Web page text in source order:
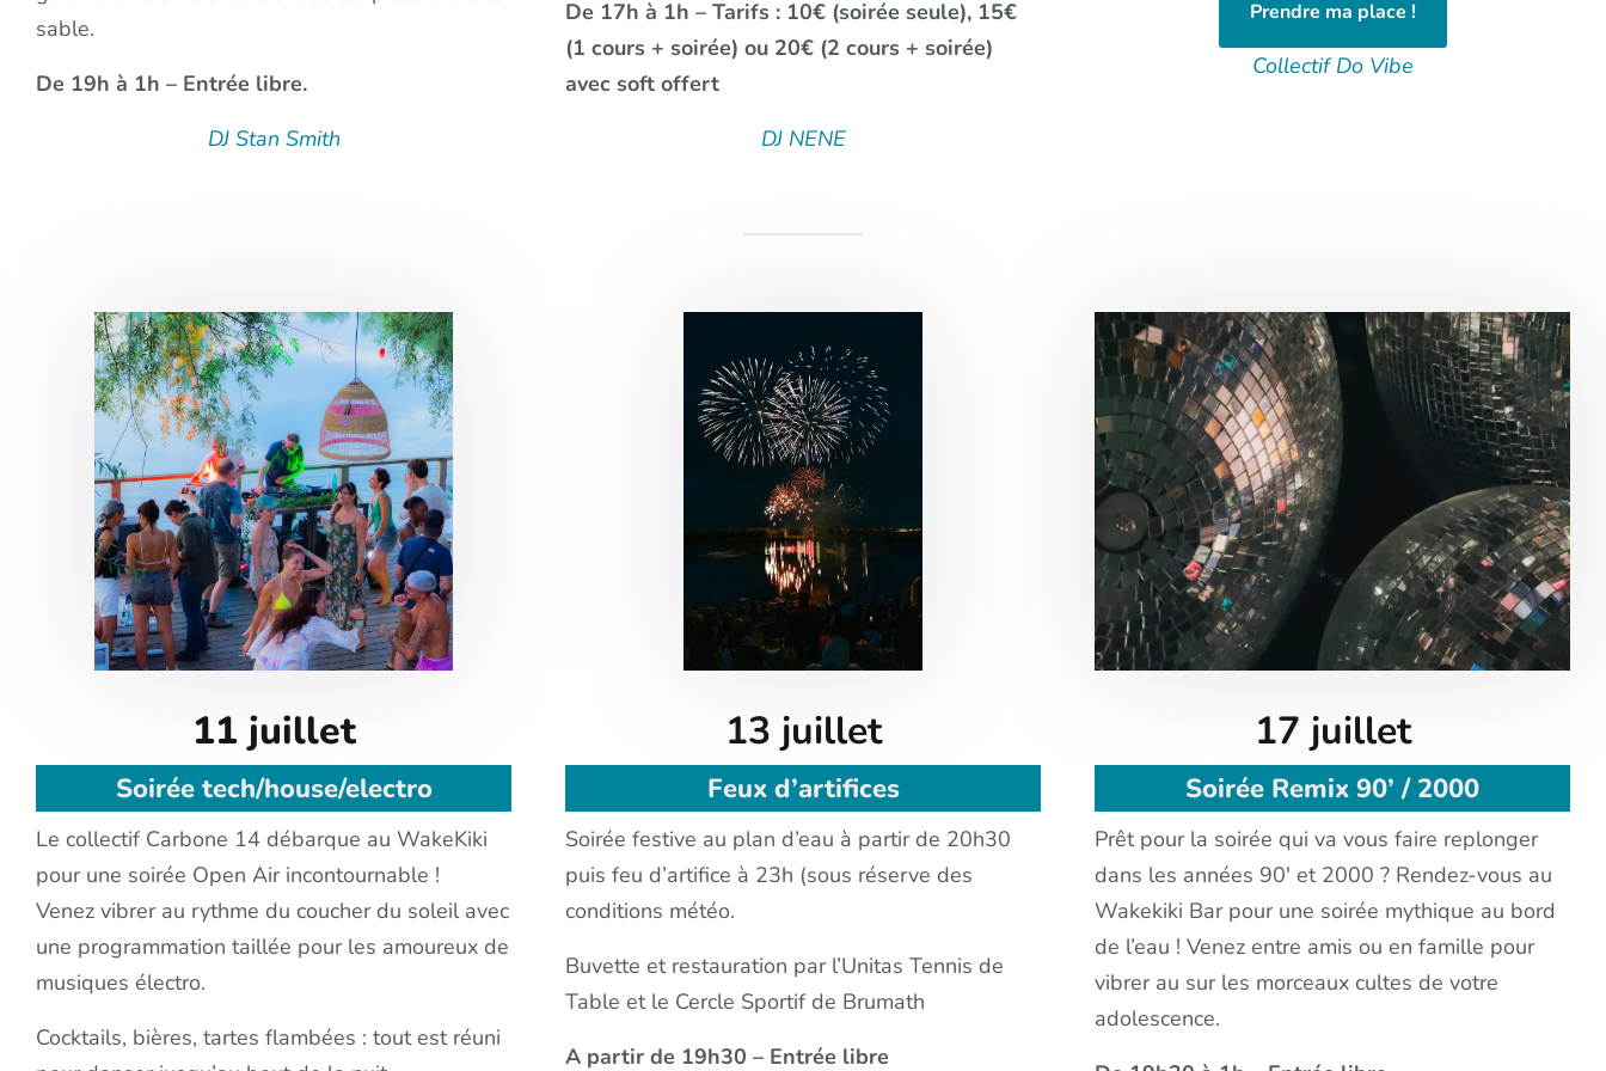
sable.
De 19h à 1h – Entrée libre.
DJ Stan Smith
De 17h à 1h – Tarifs : 10€ (soirée seule), 15€
(1 cours + soirée) ou 20€ (2 cours + soirée)
avec soft offert
DJ NENE
Prendre ma place !
Collectif Do Vibe
11 juillet
Soirée tech/house/electro
Le collectif Carbone 14 débarque au WakeKiki
pour une soirée Open Air incontournable !
Venez vibrer au rythme du coucher du soleil avec
une programmation taillée pour les amoureux de
musiques électro.
Cocktails, bières, tartes flambées : tout est réuni
13 juillet
Feux d’artifices
Soirée festive au plan d’eau à partir de 20h30
puis feu d’artifice à 23h (sous réserve des
conditions météo.
Buvette et restauration par l’Unitas Tennis de
Table et le Cercle Sportif de Brumath
A partir de 19h30 – Entrée libre
17 juillet
Soirée Remix 90’ / 2000
Prêt pour la soirée qui va vous faire replonger
dans les années 90′ et 2000 ? Rendez-vous au
Wakekiki Bar pour une soirée mythique au bord
de l’eau ! Venez entre amis ou en famille pour
vibrer au sur les morceaux cultes de votre
adolescence.